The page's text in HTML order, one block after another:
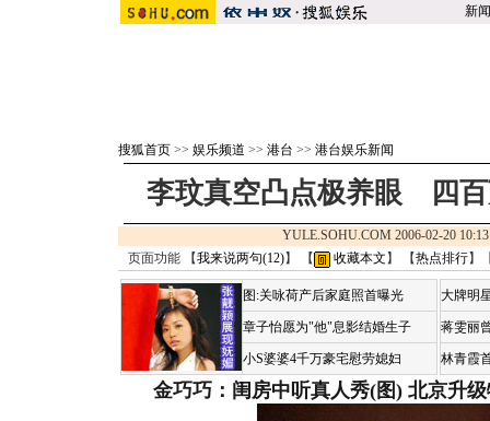
新闻
搜狐首页 >> 娱乐频道 >> 港台 >> 港台娱乐新闻
李玟真空凸点极养眼 四
YULE.SOHU.COM 2006-02-20
页面功能 【我来说两句(12)】 【 收藏本文 】 【热点排行】
图:关咏荷产后家庭照首曝光
章子怡愿为"他"息影结婚生子
小S婆婆4千万豪宅慰劳媳妇
大牌明
蒋雯丽
林青霞
金巧巧：闺房中听真人秀(图) 北京升